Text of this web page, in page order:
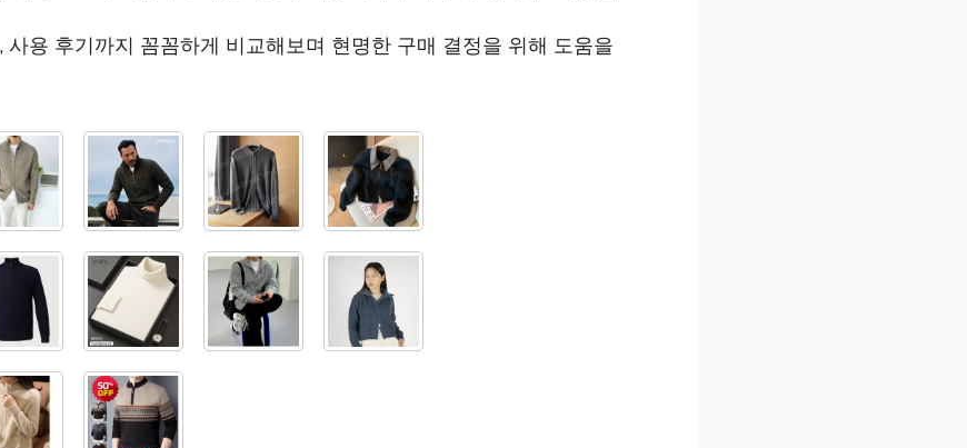
사용 후기까지 꼼꼼하게 비교해보며 현명한 구매 결정을 위해 도움을